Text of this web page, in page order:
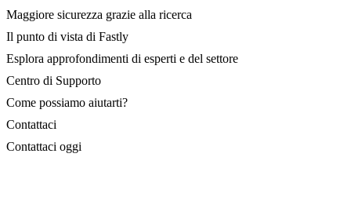
Maggiore sicurezza grazie alla ricerca
Il punto di vista di Fastly
Esplora approfondimenti di esperti e del settore
Centro di Supporto
Come possiamo aiutarti?
Contattaci
Contattaci oggi